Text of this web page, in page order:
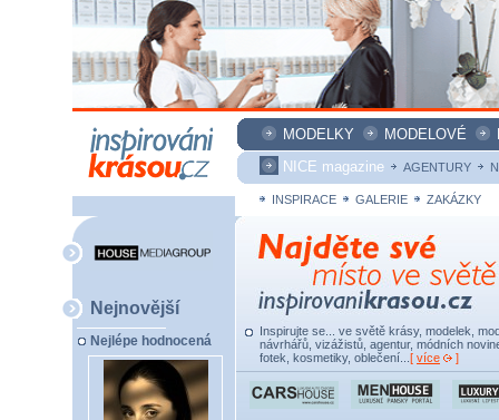
MODELKY MODELOVÉ
NICE magazine
AGENTURY
INSPIRACE GALERIE ZAKÁZKY
Nejnovější
Nejlépe hodnocená
Inspirujte se... ve světě krásy, modelek,
návrhářů, vizážistů, agentur, módních
fotek, kosmetiky, oblečení... [ více ]